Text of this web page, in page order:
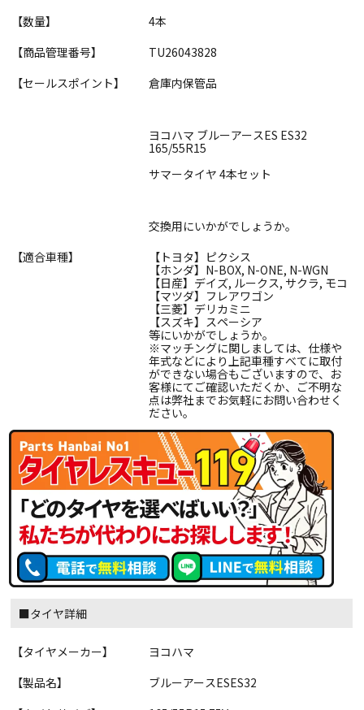
【数量】
4本
【商品管理番号】
TU26043828
【セールスポイント】
倉庫内保管品
ヨコハマ ブルーアースES ES32
165/55R15
サマータイヤ 4本セット
交換用にいかがでしょうか。
【適合車種】
【トヨタ】ピクシス
【ホンダ】N-BOX, N-ONE, N-WGN
【日産】デイズ, ルークス, サクラ, モコ
【マツダ】フレアワゴン
【三菱】デリカミニ
【スズキ】スペーシア
等にいかがでしょうか。
※マッチングに関しましては、仕様や
年式などにより上記車種すべてに取付
ができない場合もございますので、お
客様にてご確認いただくか、ご不明な
点は弊社までお気軽にお問い合わせく
ださい。
■タイヤ詳細
【タイヤメーカー】
ヨコハマ
【製品名】
ブルーアースESES32